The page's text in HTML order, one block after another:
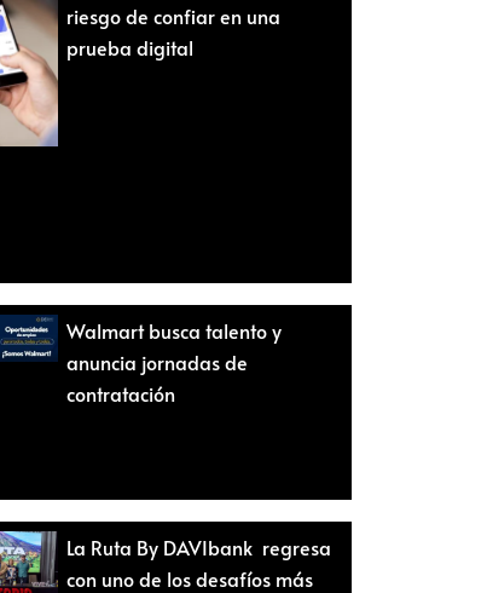
riesgo de confiar en una
prueba digital
Walmart busca talento y
anuncia jornadas de
contratación
La Ruta By DAVIbank regresa
con uno de los desafíos más